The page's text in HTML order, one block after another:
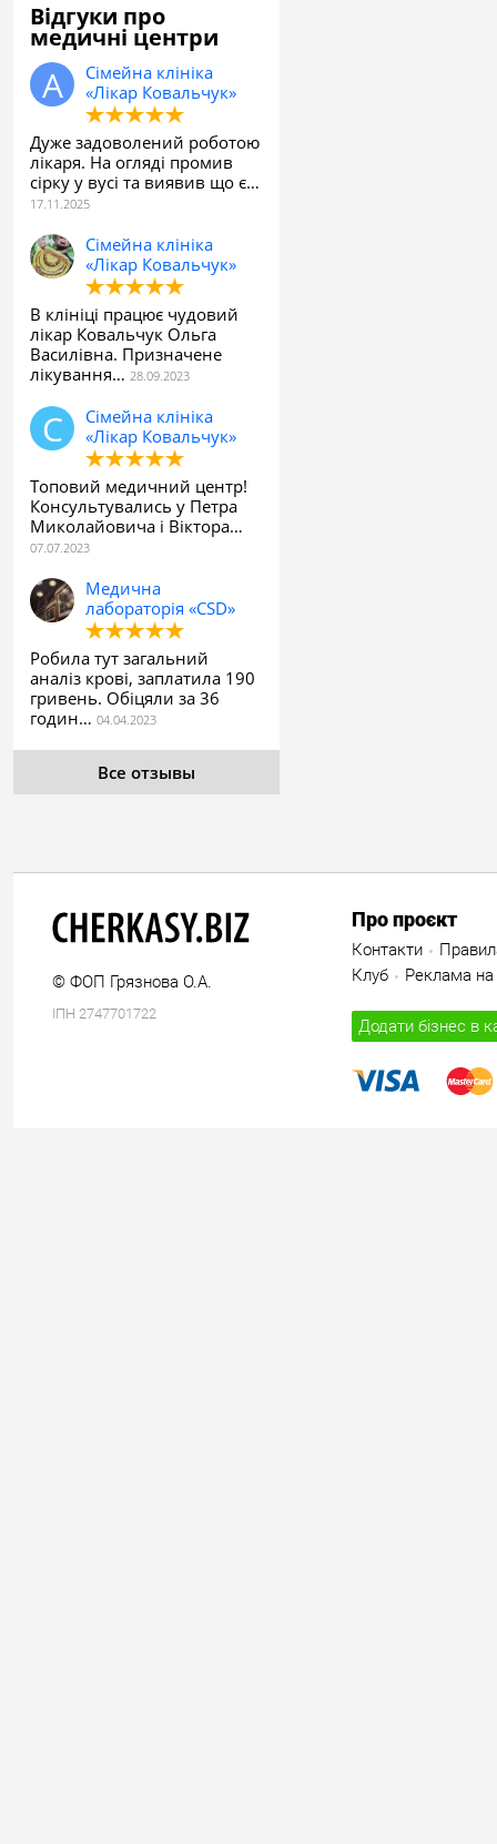
Відгуки про
медичні центри
Сімейна клініка
«Лікар Ковальчук»
Дуже задоволений роботою
лікаря. На огляді промив
сірку у вусі та виявив що є…
Сімейна клініка
«Лікар Ковальчук»
В клініці працює чудовий
лікар Ковальчук Ольга
Василівна. Призначене
лікування…
Сімейна клініка
«Лікар Ковальчук»
Топовий медичний центр!
Консультувались у Петра
Миколайовича і Віктора…
Медична
лабораторія «CSD»
Робила тут загальний
аналіз крові, заплатила 190
гривень. Обіцяли за 36
годин…
Все отзывы
© ФОП Грязнова О.А.
ІПН 2747701722
Про проєкт
Контакти
Клуб
Реклама на
Додати бізнес в